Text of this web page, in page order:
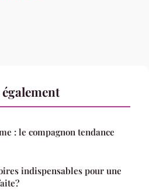
: le compagnon tendance
indispensables pour une